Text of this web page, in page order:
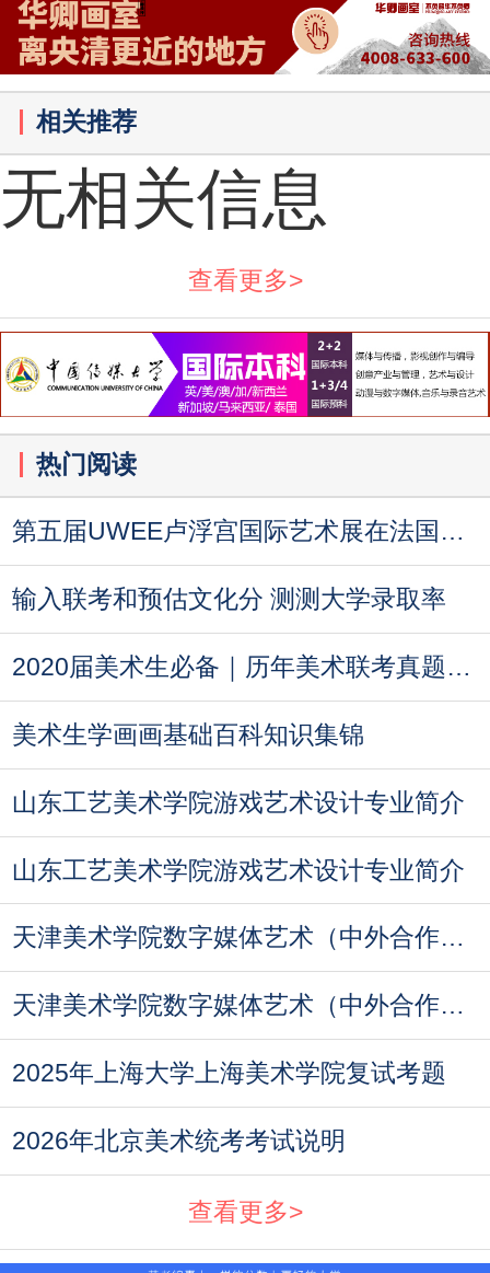
相关推荐
无相关信息
查看更多>
热门阅读
第五届UWEE卢浮宫国际艺术展在法国巴黎成功举
输入联考和预估文化分 测测大学录取率
2020届美术生必备｜历年美术联考真题汇总
美术生学画画基础百科知识集锦
山东工艺美术学院游戏艺术设计专业简介
山东工艺美术学院游戏艺术设计专业简介
天津美术学院数字媒体艺术（中外合作办学）专
天津美术学院数字媒体艺术（中外合作办学）专
2025年上海大学上海美术学院复试考题
2026年北京美术统考考试说明
查看更多>